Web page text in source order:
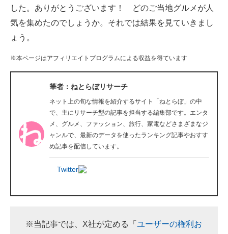
企業向けIT製品の総合サイト
IT製品の技術・比較・事例
製造業のIT導入・活用を支援
モノづくり技術者専門サイト
エレクトロニクス専門サイト
電子設計の基本と応用
エネルギーの専門メディア
建設×テクノロジーの最前線
した。ありがとうございます！ どのご当地グルメが人
気を集めたのでしょうか。それでは結果を見ていきまし
ょう。
※本ページはアフィリエイトプログラムによる収益を得ています
筆者：ねとらぼリサーチ
ネット上の旬な情報を紹介するサイト「ねとらぼ」の中
で、主にリサーチ型の記事を担当する編集部です。エンタ
メ、グルメ、ファッション、旅行、家電などさまざまなジ
ャンルで、最新のデータを使ったランキング記事やおすす
め記事を配信しています。
Twitter
※当記事では、X社が定める「 ユーザーの権利お